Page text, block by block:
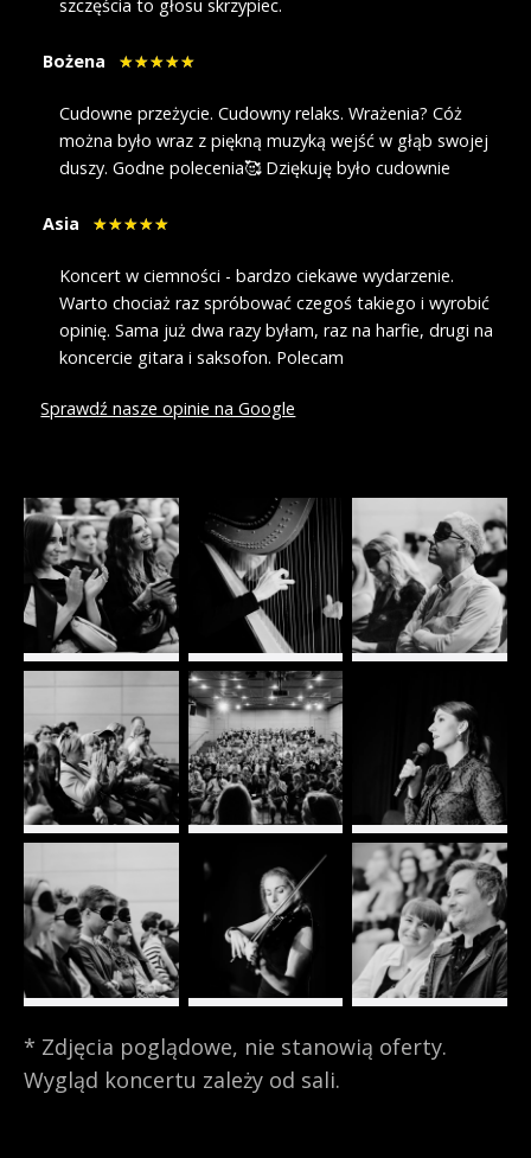
szczęścia to głosu skrzypiec.
Bożena
Cudowne przeżycie. Cudowny relaks. Wrażenia? Cóż
można było wraz z piękną muzyką wejść w głąb swojej
duszy. Godne polecenia🥰 Dziękuję było cudownie
Asia
Koncert w ciemności - bardzo ciekawe wydarzenie.
Warto chociaż raz spróbować czegoś takiego i wyrobić
opinię. Sama już dwa razy byłam, raz na harfie, drugi na
koncercie gitara i saksofon. Polecam
Sprawdź nasze opinie na Google
* Zdjęcia poglądowe, nie stanowią oferty.
Wygląd koncertu zależy od sali.